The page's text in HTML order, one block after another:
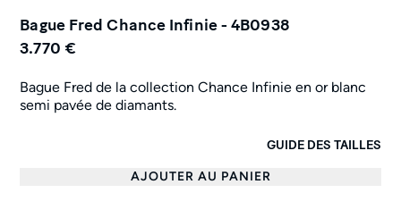
Bague Fred Chance Infinie - 4B0938
3.770 €
Bague Fred de la collection Chance Infinie en or blanc
semi pavée de diamants.
GUIDE DES TAILLES
AJOUTER AU PANIER